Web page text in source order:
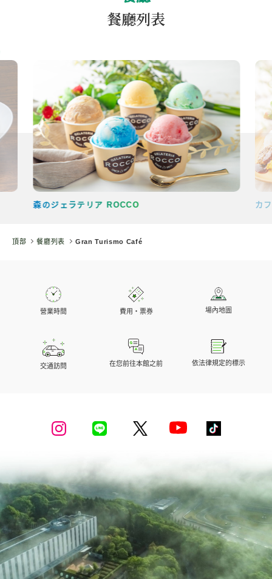
餐廳列表
森のジェラテリア ROCCO カ
頂部 餐廳列表 Gran Turismo Café
營業時間 費用・票券 場內地圖
交通訪問 在您前往本館之前 依法律規定的標示